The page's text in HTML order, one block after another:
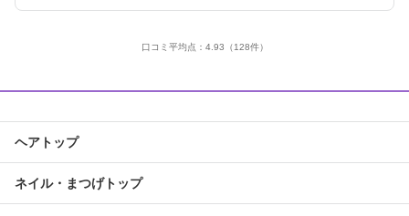
口コミ平均点： 4.93 （128件）
ヘアトップ
ネイル・まつげトップ